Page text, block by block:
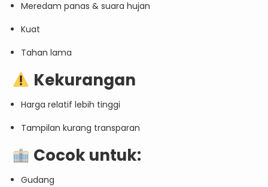
Meredam panas & suara hujan
Kuat
Tahan lama
Kekurangan
Harga relatif lebih tinggi
Tampilan kurang transparan
Cocok untuk:
Gudang